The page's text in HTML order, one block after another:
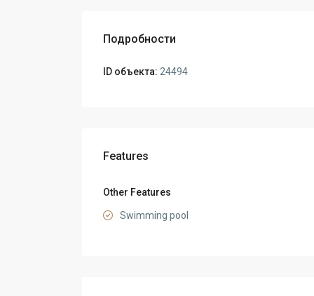
Подробности
ID объекта: 24494
Features
Other Features
Swimming pool